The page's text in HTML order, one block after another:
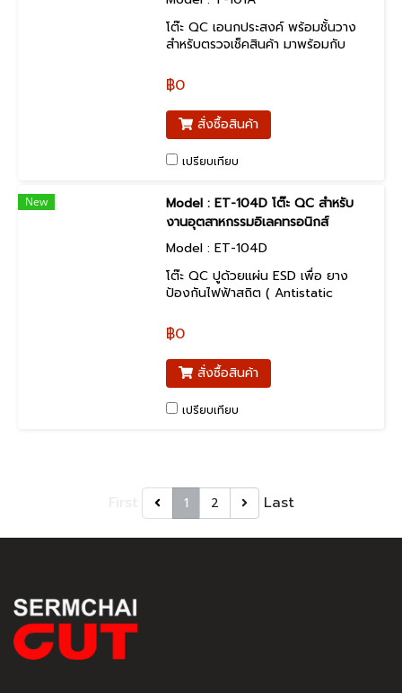
โต๊ะ QC เอนกประสงค์ พร้อมชั้นวาง
สำหรับตรวจเช็คสินค้า มาพร้อมกับ
watt. จำนวน 1 ชุด และโคม
Stainlessแผ่นสะท้อนแสง เพื่อเพิ่ม
แสงสว่างได้มากขึ้น พร้อมทั้งเป็น
หลอดประหยัดพลังงาน
฿0
สั่งซื้อสินค้า
เปรียบเทียบ
New
Model : ET-104D โต๊ะ QC สำหรับ
งานอุตสาหกรรมอิเลคทรอนิกส์
Model : ET-104D
โต๊ะ QC ปูด้วยแผ่น ESD เพื่อ ยาง
ป้องกันไฟฟ้าสถิต ( Antistatic
คุณสมบัติ ช่วยป้องกันการเกิด
ไฟฟ้าสถิตและช่วยถ่ายเทประจุไฟฟ้า
สถิตจากชิ้นงานหรือวัสดุบนโต๊ะงานลง
สู่พื้น เหมาะสำหรับการนำไปใช้งาน
฿0
สั่งซื้อสินค้า
เปรียบเทียบ
1 2 Last